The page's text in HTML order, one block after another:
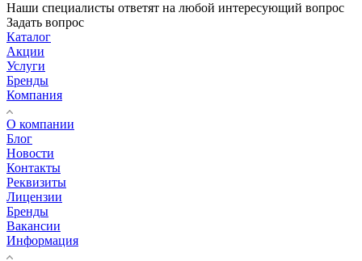
Наши специалисты ответят на любой интересующий вопрос
Задать вопрос
Каталог
Акции
Услуги
Бренды
Компания
О компании
Блог
Новости
Контакты
Реквизиты
Лицензии
Бренды
Вакансии
Информация